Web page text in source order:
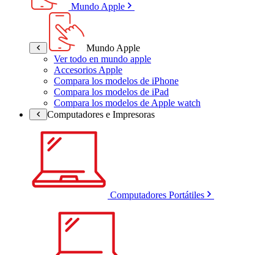
Mundo Apple
Mundo Apple
Ver todo en mundo apple
Accesorios Apple
Compara los modelos de iPhone
Compara los modelos de iPad
Compara los modelos de Apple watch
Computadores e Impresoras
Computadores Portátiles